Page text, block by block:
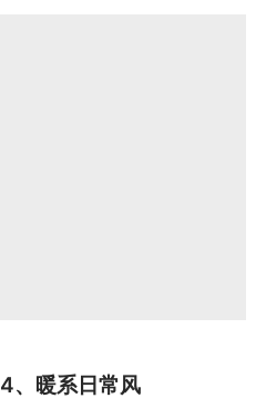
、暖系日常风